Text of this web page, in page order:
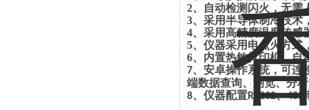
2、
自动检测闪火，无需
3、 采用半导体制冷技术
4、 采用高精度温度传感
5、 仪器采用电点火方式
6、 内置热敏打印机，自
7、 安卓操作系统，可连
端数据查询、浏览、分
8、 仪器配置RS232、485